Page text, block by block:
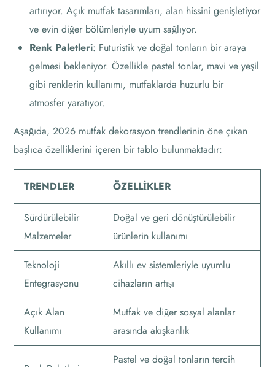
artırıyor. Açık mutfak tasarımları, alan hissini genişletiyor
ve evin diğer bölümleriyle uyum sağlıyor.
Renk Paletleri: Futuristik ve doğal tonların bir araya
gelmesi bekleniyor. Özellikle pastel tonlar, mavi ve yeşil
gibi renklerin kullanımı, mutfaklarda huzurlu bir
atmosfer yaratıyor.
Aşağıda, 2026 mutfak dekorasyon trendlerinin öne çıkan
başlıca özelliklerini içeren bir tablo bulunmaktadır:
TRENDLER ÖZELLIKLER
Sürdürülebilir
Malzemeler
Doğal ve geri dönüştürülebilir
ürünlerin kullanımı
Teknoloji
Entegrasyonu
Akıllı ev sistemleriyle uyumlu
cihazların artışı
Açık Alan
Kullanımı
Mutfak ve diğer sosyal alanlar
arasında akışkanlık
Pastel ve doğal tonların tercih